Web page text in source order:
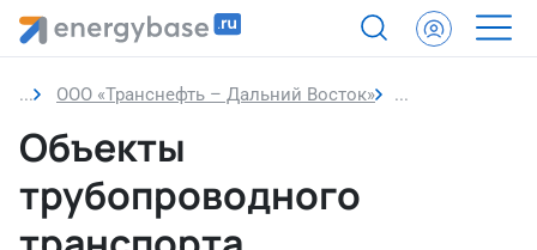
ООО «Транснефть – Дальний Восток» Объекты
Объекты
трубопроводного